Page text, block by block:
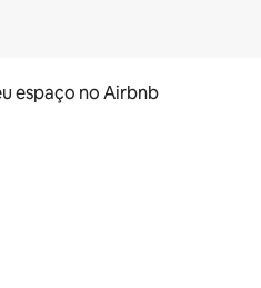
espaço no Airbnb